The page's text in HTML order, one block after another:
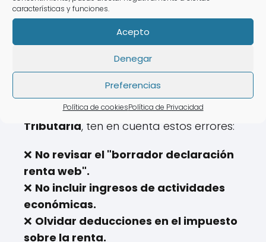
características y funciones.
Acepto
Denegar
Preferencias
Política de cookiesPolítica de Privacidad
Errores Comunes en la
Declaración de la Renta
Para evitar problemas con laAgencia
Tributaria, ten en cuenta estos errores:
❌ No revisar el "borrador declaración
renta web".
❌ No incluir ingresos de actividades
económicas.
❌ Olvidar deducciones en el impuesto
sobre la renta.